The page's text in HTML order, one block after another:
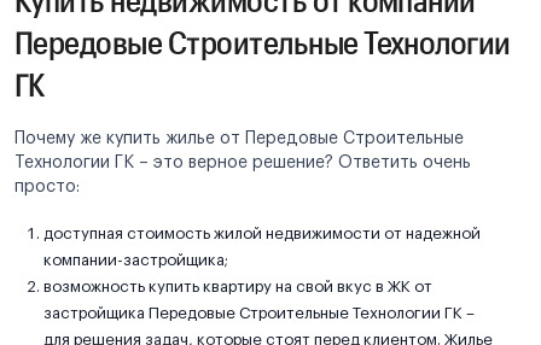
Передовые Строительные Технологии
ГК
Почему же купить жилье от Передовые Строительные
Технологии ГК – это верное решение? Ответить очень
просто:
доступная стоимость жилой недвижимости от надежной
компании-застройщика;
возможность купить квартиру на свой вкус в ЖК от
застройщика Передовые Строительные Технологии ГК –
для решения задач, которые стоят перед клиентом. Жилье